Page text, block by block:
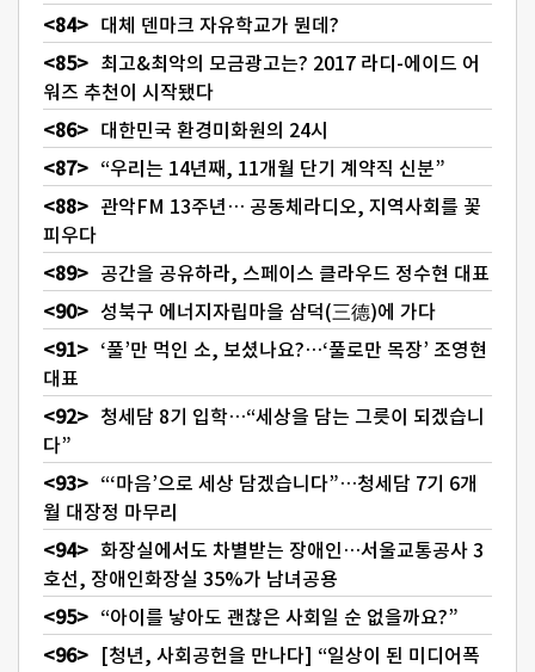
대체 덴마크 자유학교가 뭔데?
최고&최악의 모금광고는? 2017 라디-에이드 어
워즈 추천이 시작됐다
대한민국 환경미화원의 24시
“우리는 14년째, 11개월 단기 계약직 신분”
관악FM 13주년… 공동체라디오, 지역사회를 꽃
피우다
공간을 공유하라, 스페이스 클라우드 정수현 대표
성북구 에너지자립마을 삼덕(三德)에 가다
‘풀’만 먹인 소, 보셨나요?…‘풀로만 목장’ 조영현
대표
청세담 8기 입학…“세상을 담는 그릇이 되겠습니
다”
“‘마음’으로 세상 담겠습니다”…청세담 7기 6개
월 대장정 마무리
화장실에서도 차별받는 장애인…서울교통공사 3
호선, 장애인화장실 35%가 남녀공용
“아이를 낳아도 괜찮은 사회일 순 없을까요?”
[청년, 사회공헌을 만나다] “일상이 된 미디어폭